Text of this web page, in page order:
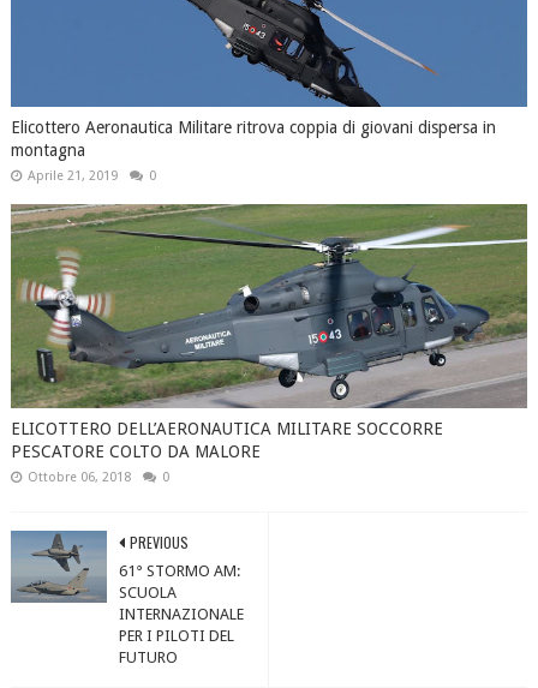
Elicottero Aeronautica Militare ritrova coppia di giovani dispersa in
montagna
Aprile 21, 2019 0
ELICOTTERO DELL’AERONAUTICA MILITARE SOCCORRE
PESCATORE COLTO DA MALORE
Ottobre 06, 2018 0
PREVIOUS
61° STORMO AM:
SCUOLA
INTERNAZIONALE
PER I PILOTI DEL
FUTURO